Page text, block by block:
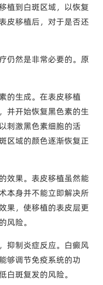
植到白斑区域，以恢复
皮移植后，对于是否还
仍然是非常必要的。原
的生成。在表皮移植
并开始恢复黑色素的生
刺激黑色素细胞的活
区域的颜色逐渐恢复正
效果。表皮移植虽然能
本身并不能立即解决所
果，使移植的表皮层更
风险。
抑制炎症反应。白癜风
够调节免疫系统的功
白斑复发的风险。